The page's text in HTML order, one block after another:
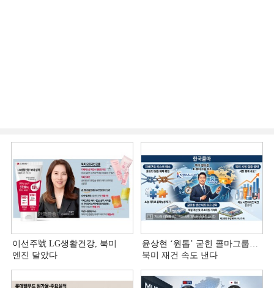
이선주號 LG생활건강, 북미
엔진 달았다
윤상현 ‘원톱ʼ 굳힌 콜마그룹…
북미 재건 속도 낸다